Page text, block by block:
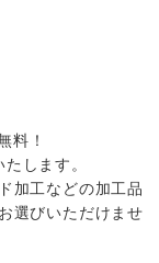
料！
します。
加工などの加工品
選びいただけませ